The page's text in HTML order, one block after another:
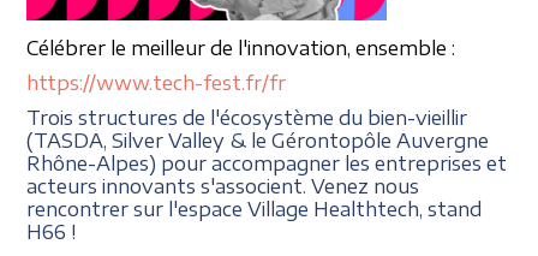
Célébrer le meilleurde l'innovation, ensemble :
https://www.tech-fest.fr/fr
Trois structures de l'écosystème du bien-vieillir
(TASDA, Silver Valley & le Gérontopôle Auvergne
Rhône-Alpes) pour accompagner les entreprises et
acteurs innovants s'associent. Venez nous
rencontrer sur l'espace Village Healthtech, stand
H66 !